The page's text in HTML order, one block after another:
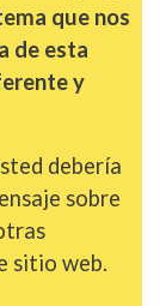
que nos
de esta
y
debería
sobre
sitio web.